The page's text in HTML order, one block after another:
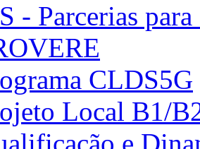
- Parcerias
CLDS5G
Local B1/